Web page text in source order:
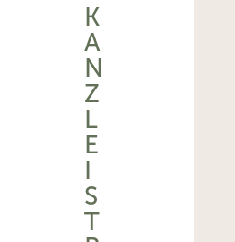
K
A
N
Z
L
E
I
S
T